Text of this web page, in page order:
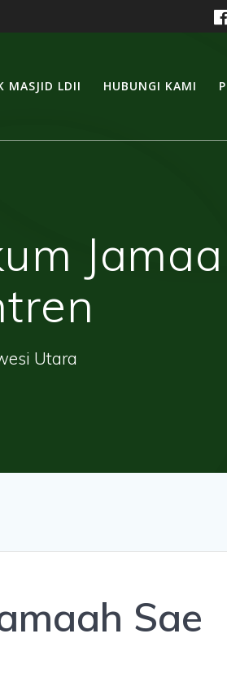
MASJID LDII HUBUNGI KAMI
Utara
Sae